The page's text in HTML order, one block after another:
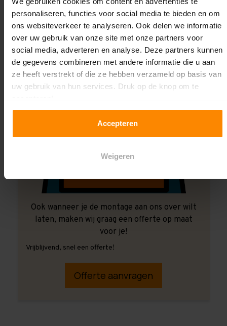
personaliseren, functies voor social media te bieden en om
ons websiteverkeer te analyseren. Ook delen we informatie
over uw gebruik van onze site met onze partners voor
social media, adverteren en analyse. Deze partners kunnen
de gegevens combineren met andere informatie die u aan
ze heeft verstrekt of die ze hebben verzameld op basis van
uw gebruik van hun services. Druk op de knop om te
Accepteren
Weigeren
Ook wanneer je de montage aan ons over wilt
laten, maken wij graag een offerte op maat
voor je!
Vrijblijvend, snel een offerte!
Offerte aanvragen